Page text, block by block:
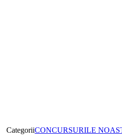
CategoriiCONCURSURILE